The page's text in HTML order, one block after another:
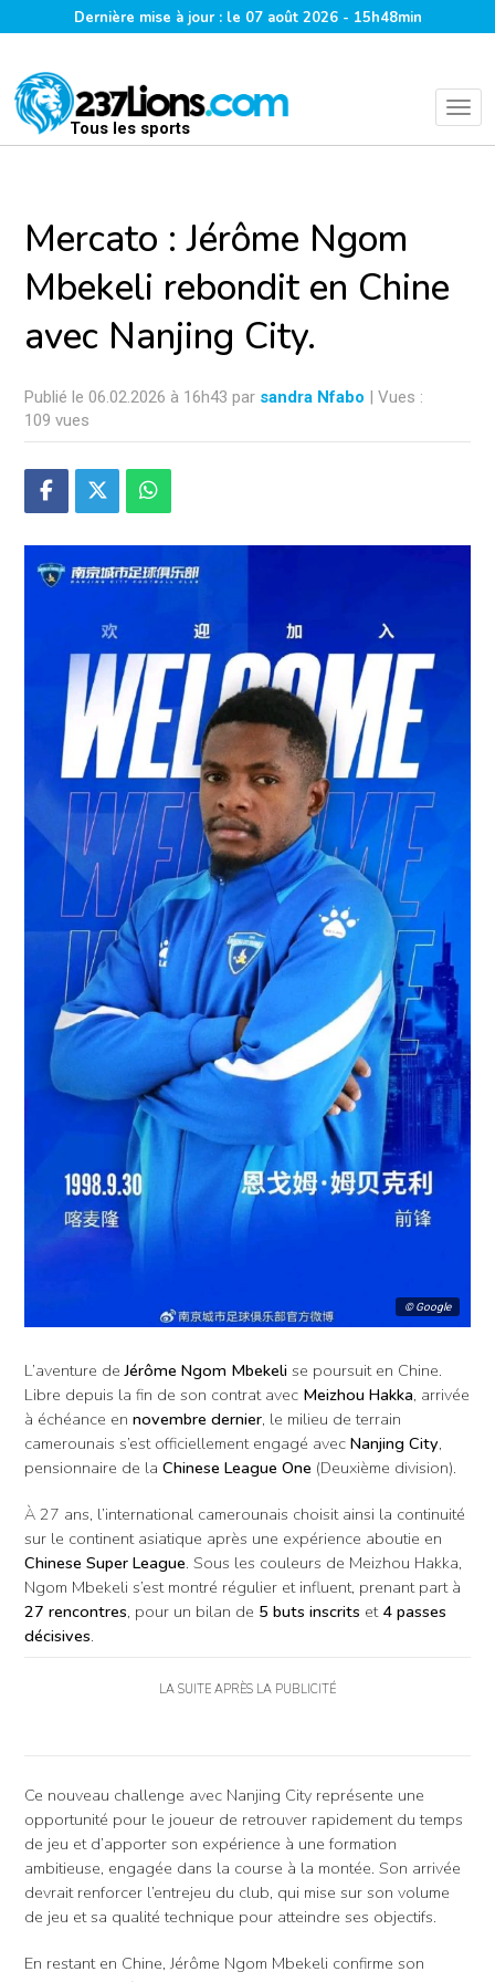
Dernière mise à jour : le 07 août 2026 - 15h48min
Tous les sports
Mercato : Jérôme Ngom
Mbekeli rebondit en Chine
avec Nanjing City.
Publié le 06.02.2026 à 16h43 par sandra Nfabo | Vues :
109 vues
© Google
L’aventure deJérôme Ngom Mbekeli se poursuit en Chine.
Libre depuis la fin de son contrat avec Meizhou Hakka, arrivée
à échéance en novembre dernier, le milieu de terrain
camerounais s’est officiellement engagé avec Nanjing City,
pensionnaire de la Chinese League One (Deuxième division).
À 27 ans, l’international camerounais choisit ainsi la continuité
sur le continent asiatique après une expérience aboutie en
Chinese Super League. Sous les couleurs de Meizhou Hakka,
Ngom Mbekeli s’est montré régulier et influent, prenant part à
27 rencontres, pour un bilan de 5 buts inscrits et 4 passes
décisives.
LA SUITE APRÈS LA PUBLICITÉ
Ce nouveau challenge avec Nanjing City représente une
opportunité pour le joueur de retrouver rapidement du temps
de jeu et d’apporter son expérience à une formation
ambitieuse, engagée dans la course à la montée. Son arrivée
devrait renforcer l’entrejeu du club, qui mise sur son volume
de jeu et sa qualité technique pour atteindre ses objectifs.
En restant en Chine, Jérôme Ngom Mbekeli confirme son